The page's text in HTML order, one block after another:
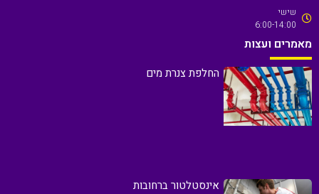
שישי
6:00-14:00
מאמרים ועצות
החלפת צנרת מים
אינסטלטור ברחובות